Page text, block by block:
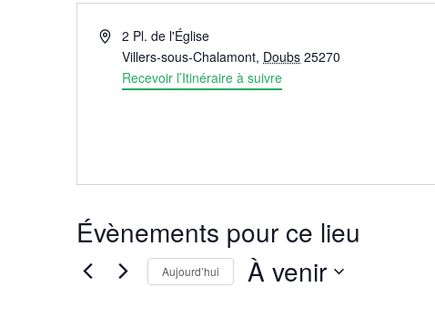
Adresse2 Pl. de l'Église
Villers-sous-Chalamont, Doubs 25270
Recevoir l’Itinéraire à suivre
Évènements pour ce lieu
Aujourd’hui À venir